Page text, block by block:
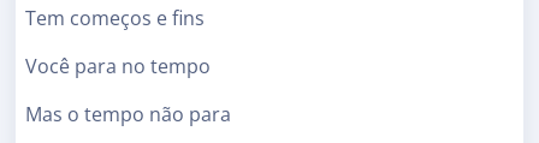
Tem começos e fins
Você para no tempo
Mas o tempo não para